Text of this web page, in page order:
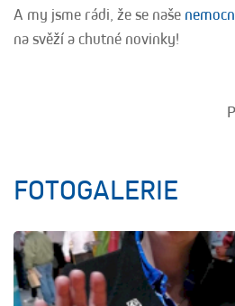
A my jsme rádi, že se naše
na svěží a chutné novinky!
FOTOGALERIE